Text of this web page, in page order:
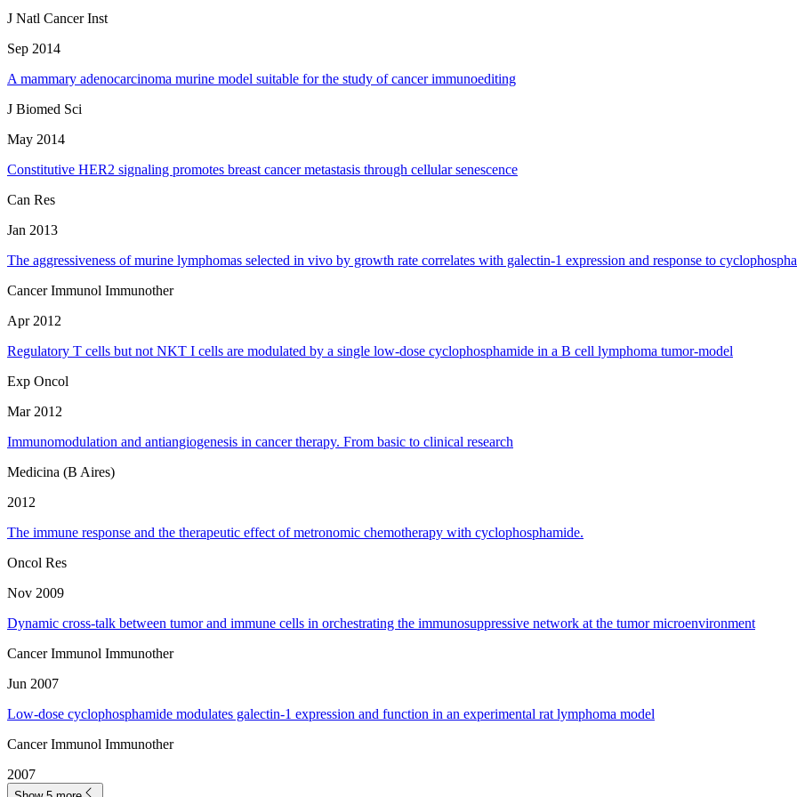
J Natl Cancer Inst
Sep 2014
A mammary adenocarcinoma murine model suitable for the study of cancer immunoediting
J Biomed Sci
May 2014
Constitutive HER2 signaling promotes breast cancer metastasis through cellular senescence
Can Res
Jan 2013
The aggressiveness of murine lymphomas selected in vivo by growth rate correlates with galectin-1 expression and response to
Cancer Immunol Immunother
Apr 2012
Regulatory T cells but not NKT I cells are modulated by a single low-dose cyclophosphamide in a B cell lymphoma tumor-model
Exp Oncol
Mar 2012
Immunomodulation and antiangiogenesis in cancer therapy. From basic to clinical research
Medicina (B Aires)
2012
The immune response and the therapeutic effect of metronomic chemotherapy with cyclophosphamide.
Oncol Res
Nov 2009
Dynamic cross-talk between tumor and immune cells in orchestrating the immunosuppressive network at the tumor microenvironment
Cancer Immunol Immunother
Jun 2007
Low-dose cyclophosphamide modulates galectin-1 expression and function in an experimental rat lymphoma model
Cancer Immunol Immunother
2007